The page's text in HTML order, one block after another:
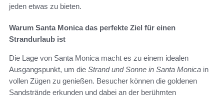
jeden etwas zu bieten.
Warum Santa Monica das perfekte Ziel für einen
Strandurlaub ist
Die Lage von Santa Monica macht es zu einem idealen
Ausgangspunkt, um die Strand und Sonne in Santa Monica in
vollen Zügen zu genießen. Besucher können die goldenen
Sandstrände erkunden und dabei an der berühmten